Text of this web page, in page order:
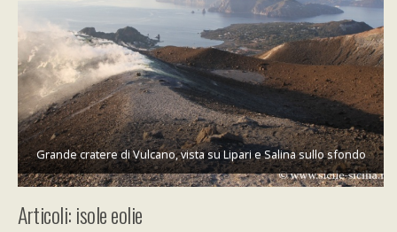
Grande cratere di Vulcano, vista su Lipari e Salina sullo sfondo
Articoli: isole eolie